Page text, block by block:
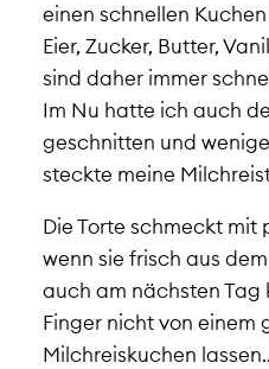
einen schnellen
Eier, Zucker, Butter,
sind daher immer
Im Nu hatte ich auch
geschnitten und
steckte meine
Die Torte schmeckt mit
wenn sie frisch aus
auch am nächsten Tag
Finger nicht von einem
Milchreiskuchen